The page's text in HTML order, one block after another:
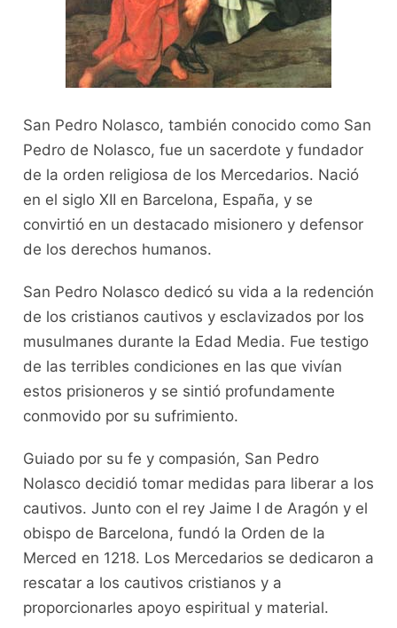
San Pedro Nolasco, también conocido como San
Pedro de Nolasco, fue un sacerdote y fundador
de la orden religiosa de los Mercedarios. Nació
en el siglo XII en Barcelona, España, y se
convirtió en un destacado misionero y defensor
de los derechos humanos.
San Pedro Nolasco dedicó su vida a la redención
de los cristianos cautivos y esclavizados por los
musulmanes durante la Edad Media. Fue testigo
de las terribles condiciones en las que vivían
estos prisioneros y se sintió profundamente
conmovido por su sufrimiento.
Guiado por su fe y compasión, San Pedro
Nolasco decidió tomar medidas para liberar a los
cautivos. Junto con el rey Jaime I de Aragón y el
obispo de Barcelona, fundó la Orden de la
Merced en 1218. Los Mercedarios se dedicaron a
rescatar a los cautivos cristianos y a
proporcionarles apoyo espiritual y material.